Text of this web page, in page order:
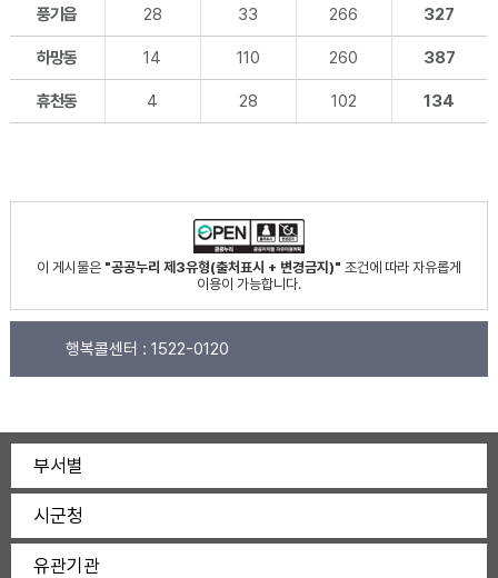
풍기읍 28 33 266 327
하망동 14 110 260 387
휴천동 4 28 102 134
이 게시물은 "공공누리 제3유형(출처표시 + 변경금지)" 조건에 따라 자유롭게
이용이 가능합니다.
행복콜센터 : 1522-0120
부서별
시군청
유관기관